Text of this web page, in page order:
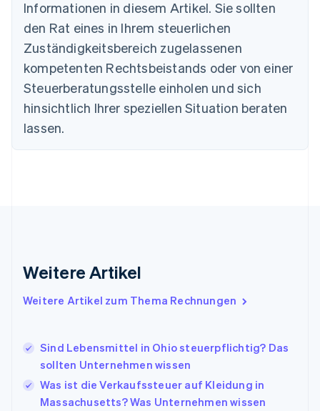
Informationen in diesem Artikel. Sie sollten
den Rat eines in Ihrem steuerlichen
Zuständigkeitsbereich zugelassenen
kompetenten Rechtsbeistands oder von einer
Steuerberatungsstelle einholen und sich
hinsichtlich Ihrer speziellen Situation beraten
lassen.
Weitere Artikel
Weitere Artikel zum Thema Rechnungen
Sind Lebensmittel in Ohio steuerpflichtig? Das
sollten Unternehmen wissen
Was ist die Verkaufssteuer auf Kleidung in
Massachusetts? Was Unternehmen wissen
NederlandsFrançaisDeutschEnglish
Português English
Bulgarien
English
Dänemark
English
Deutschland
Estland
English
Griechenland
English
Italien
ItalianoEnglish
Japan